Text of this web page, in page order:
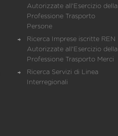
Autorizzate all'Esercizio della
Professione Trasporto
Persone
Ricerca Imprese iscritte REN
Autorizzate all'Esercizio della
Professione Trasporto Merci
Ricerca Servizi di Linea
Interregionali